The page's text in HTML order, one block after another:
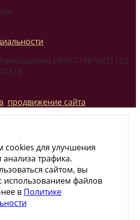
ИНН 771870831123
, продвижение сайта
cookies для улучшения
анализа трафика.
сайтом, вы
использованием файлов
в Политике